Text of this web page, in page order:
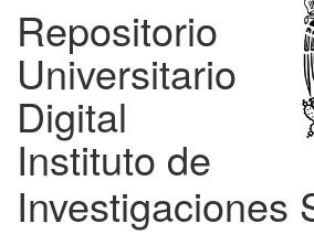
Repositorio
Universitario
Digital
Instituto de
Investigaciones